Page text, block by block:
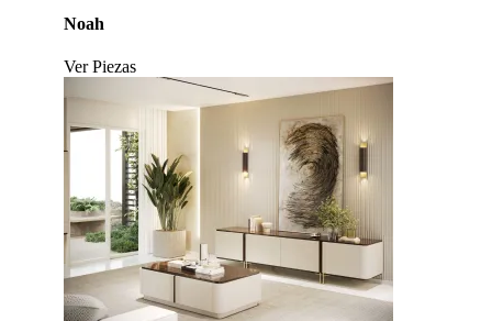
Noah
Ver Piezas
Click to enlarge